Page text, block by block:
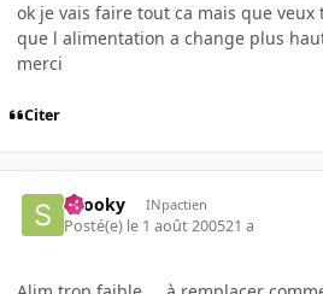
ok je vais faire tout ca mais que
que l alimentation a change plus
merci
Citer
snooky INpactien
Posté(e) le 1 août 200521 a